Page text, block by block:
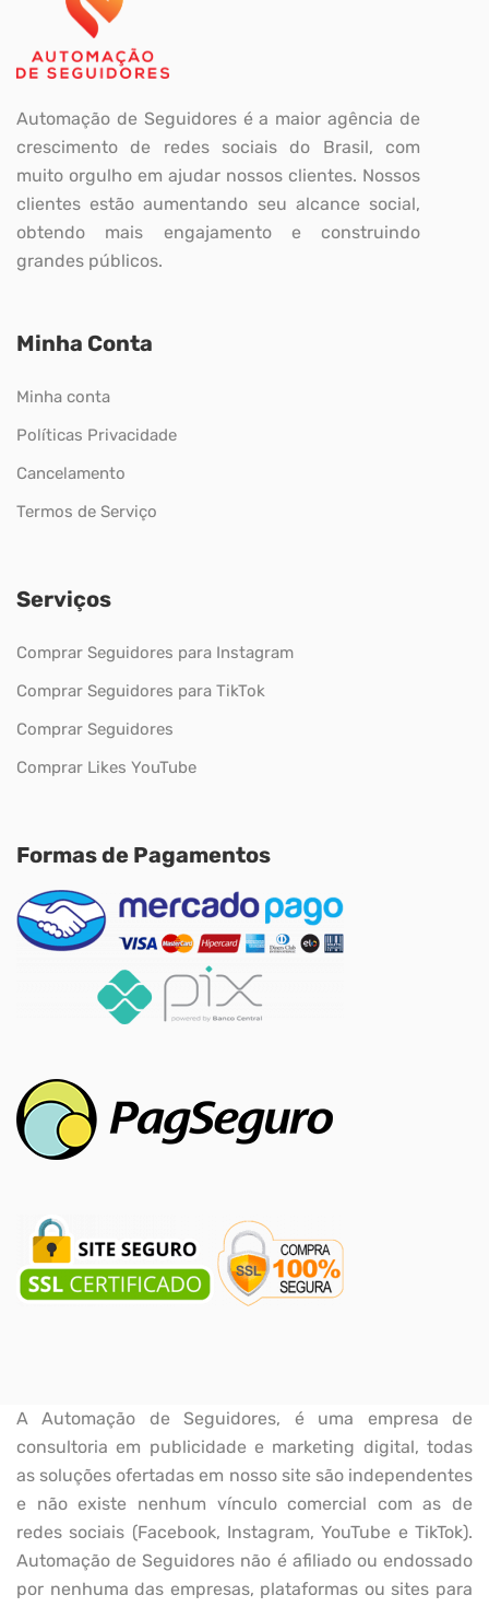
Automação de Seguidores é a maior agência de
crescimento de redes sociais do Brasil, com
muito orgulho em ajudar nossos clientes. Nossos
clientes estão aumentando seu alcance social,
obtendo mais engajamento e construindo
grandes públicos.
Minha Conta
Minha conta
Políticas Privacidade
Cancelamento
Termos de Serviço
Serviços
Comprar Seguidores para Instagram
Comprar Seguidores para TikTok
Comprar Seguidores
Comprar Likes YouTube
Formas de Pagamentos
A Automação de Seguidores, é uma empresa de
consultoria em publicidade e marketing digital, todas
as soluções ofertadas em nosso site são independentes
e não existe nenhum vínculo comercial com as de
redes sociais (Facebook, Instagram, YouTube e TikTok).
Automação de Seguidores não é afiliado ou endossado
por nenhuma das empresas, plataformas ou sites para